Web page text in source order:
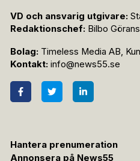
VD och ansvarig utgivare:
Redaktionschef: Bilbo
Bolag: Timeless Media AB,
Kontakt: info@news55.se
Hantera prenumeration
Annonsera på News55